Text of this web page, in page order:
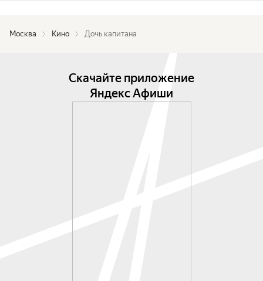
Москва Кино Дочь капитана
Скачайте приложение
Яндекс Афиши